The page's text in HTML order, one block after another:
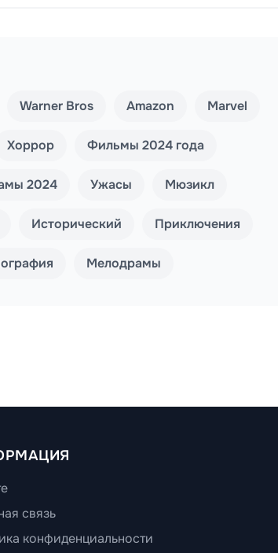
Warner Bros Amazon Marvel
Хоррор Фильмы 2024 года
2024 Ужасы Мюзикл
Исторический Приключения
Мелодрамы
связь
конфиденциальности